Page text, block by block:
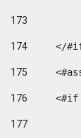
173
174
</
175
176
177